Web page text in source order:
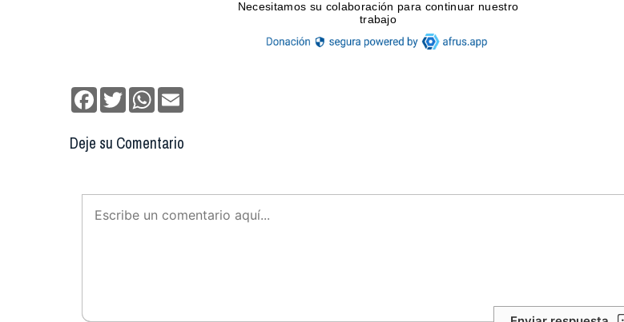
Facebook
TwitterWhatsApp
Deje su Comentario